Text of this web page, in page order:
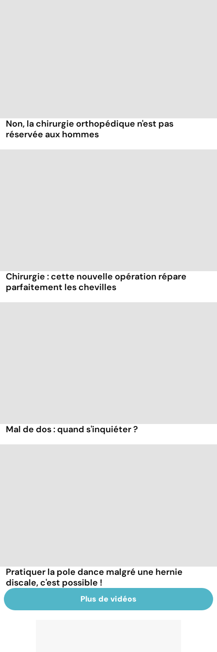
Non, la chirurgie orthopédique n'est pas
réservée aux hommes
Chirurgie : cette nouvelle opération répare
parfaitement les chevilles
Mal de dos : quand s'inquiéter ?
Pratiquer la pole dance malgré une hernie
discale, c'est possible !
Plus de vidéos